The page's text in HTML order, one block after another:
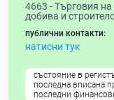
4663 -Търговия
добива и
публични контакти:
натисни тук
състояние в
последна вписана
последни